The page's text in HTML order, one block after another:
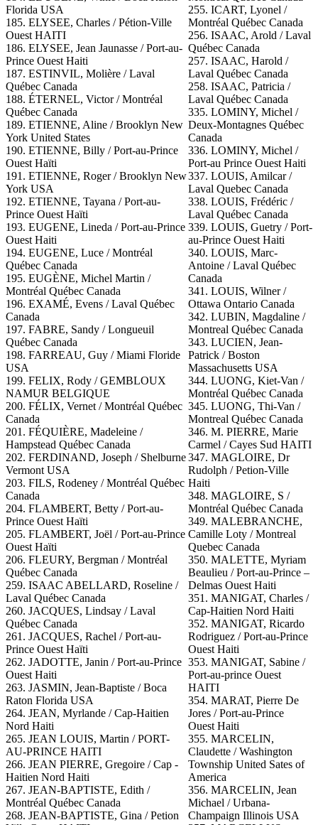
Florida USA
185. ELYSEE, Charles / Pétion-Ville
Ouest HAITI
186. ELYSEE, Jean Jaunasse / Port-au-
Prince Ouest Haiti
187. ESTINVIL, Molière / Laval
Québec Canada
188. ÉTERNEL, Victor / Montréal
Québec Canada
189. ETIENNE, Aline / Brooklyn New
York United States
190. ETIENNE, Billy / Port-au-Prince
Ouest Haïti
191. ETIENNE, Roger / Brooklyn New
York USA
192. ETIENNE, Tayana / Port-au-
Prince Ouest Haïti
193. EUGENE, Lineda / Port-au-Prince
Ouest Haiti
194. EUGENE, Luce / Montréal
Québec Canada
195. EUGÈNE, Michel Martin /
Montréal Québec Canada
196. EXAMÉ, Evens / Laval Québec
Canada
197. FABRE, Sandy / Longueuil
Québec Canada
198. FARREAU, Guy / Miami Floride
USA
199. FELIX, Rody / GEMBLOUX
NAMUR BELGIQUE
200. FÉLIX, Vernet / Montréal Québec
Canada
201. FÉQUIÈRE, Madeleine /
Hampstead Québec Canada
202. FERDINAND, Joseph / Shelburne
Vermont USA
203. FILS, Rodeney / Montréal Québec
Canada
204. FLAMBERT, Betty / Port-au-
Prince Ouest Haïti
205. FLAMBERT, Joël / Port-au-Prince
Ouest Haïti
206. FLEURY, Bergman / Montréal
Québec Canada
259. ISAAC ABELLARD, Roseline /
Laval Québec Canada
260. JACQUES, Lindsay / Laval
Québec Canada
261. JACQUES, Rachel / Port-au-
Prince Ouest Haïti
262. JADOTTE, Janin / Port-au-Prince
Ouest Haiti
263. JASMIN, Jean-Baptiste / Boca
Raton Florida USA
264. JEAN, Myrlande / Cap-Haitien
Nord Haiti
265. JEAN LOUIS, Martin / PORT-
AU-PRINCE HAITI
266. JEAN PIERRE, Gregoire / Cap -
Haitien Nord Haiti
267. JEAN-BAPTISTE, Edith /
Montréal Québec Canada
268. JEAN-BAPTISTE, Gina / Petion
255. ICART, Lyonel /
Montréal Québec Canada
256. ISAAC, Arold / Laval
Québec Canada
257. ISAAC, Harold /
Laval Québec Canada
258. ISAAC, Patricia /
Laval Québec Canada
335. LOMINY, Michel /
Deux-Montagnes Québec
Canada
336. LOMINY, Michel /
Port-au Prince Ouest Haiti
337. LOUIS, Amilcar /
Laval Quebec Canada
338. LOUIS, Frédéric /
Laval Québec Canada
339. LOUIS, Guetry / Port-
au-Prince Ouest Haiti
340. LOUIS, Marc-
Antoine / Laval Québec
Canada
341. LOUIS, Wilner /
Ottawa Ontario Canada
342. LUBIN, Magdaline /
Montreal Québec Canada
343. LUCIEN, Jean-
Patrick / Boston
Massachusetts USA
344. LUONG, Kiet-Van /
Montréal Québec Canada
345. LUONG, Thi-Van /
Montreal Québec Canada
346. M. PIERRE, Marie
Carmel / Cayes Sud HAITI
347. MAGLOIRE, Dr
Rudolph / Petion-Ville
Haiti
348. MAGLOIRE, S /
Montréal Québec Canada
349. MALEBRANCHE,
Camille Loty / Montreal
Quebec Canada
350. MALETTE, Myriam
Beaulieu / Port-au-Prince –
Delmas Ouest Haiti
351. MANIGAT, Charles /
Cap-Haitien Nord Haiti
352. MANIGAT, Ricardo
Rodriguez / Port-au-Prince
Ouest Haiti
353. MANIGAT, Sabine /
Port-au-prince Ouest
HAITI
354. MARAT, Pierre De
Jores / Port-au-Prince
Ouest Haiti
355. MARCELIN,
Claudette / Washington
Township United Sates of
America
356. MARCELIN, Jean
Michael / Urbana-
Champaign Illinois USA